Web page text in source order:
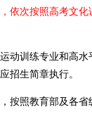
依次按照高考文
训练专业和高水
招生简章执行。
照教育部及各省